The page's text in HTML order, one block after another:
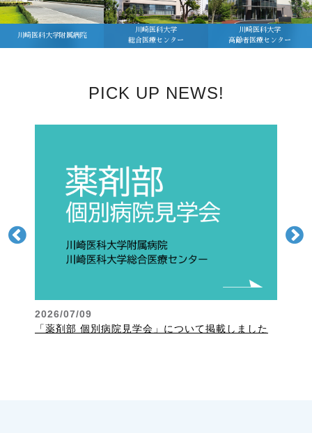
川崎医科大学附属病院
川崎医科大学
総合医療センター
川崎医科大学
高齢者医療センター
PICK UP NEWS!
2026/07/09
「薬剤部 個別病院見学会」について掲載しました